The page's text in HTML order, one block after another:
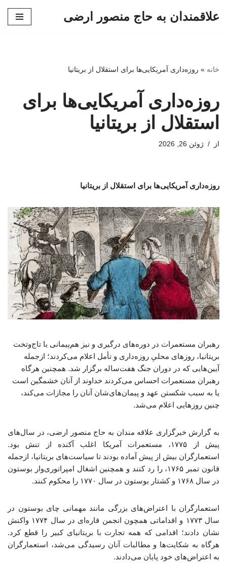
علاقمندان به حاج منصور ارضی
خانه » روزه‌داری آمریکایی‌ها برای استقلال از بریتانیا
روزه‌داری آمریکایی‌ها برای
استقلال از بریتانیا
از ژوئن 26, 2026
روزه‌داری آمریکایی‌ها برای استقلال از بریتانیا
رهبران مستعمرات در دوره‌های درگیری و نیز هم‌پیمانی با تاج‌وتخت
بریتانیا، روزهای محلیِ روزه‌داری و تأمل اعلام می‌کردند؛ ازجمله
آیین‌هایی که در دوران جنگ هفت‌ساله برگزار شد. همچنین هرگاه
رهبران مستعمرات احساس می‌کردند خداوند از آنان خشمگین است
یا به سبب شکستن عهد و پیمان‌های‌شان آنان را مجازات می‌کند،
چنین روزهایی اعلام می‌شد.
به گزارش خبرگزاری علاقه مندان به حاج منصور ارضی، در سال‌های
پیش از ۱۷۷۵، مستعمرات آمریکا اغلب آکنده از تنش بود.
استعمارگران بیش از پیش آماده بودند تا سیاست‌های بریتانیا، ازجمله
قانون تمبر ۱۷۶۵، را رد کنند و همچنین اشغال امپراتوری‌وار بوستون
در سال ۱۷۶۸ و کشتار بوستون در سال ۱۷۷۰ را محکوم کنند.
استعمارگران با اعتراض‌های بزرگی مانند مهمانی چای بوستون در
سال ۱۷۷۳ و اقداماتی همچون انجمن قاره‌ای در سال ۱۷۷۴ واکنش
نشان دادند؛ اقدامی که همه تجارت با بریتانیای کبیر را قطع کرد.
هرگاه به شکایت‌ها و مطالبات آنان رسیدگی می‌شد، استعمارگران
به اعتراض‌های خود پایان می‌دادند.